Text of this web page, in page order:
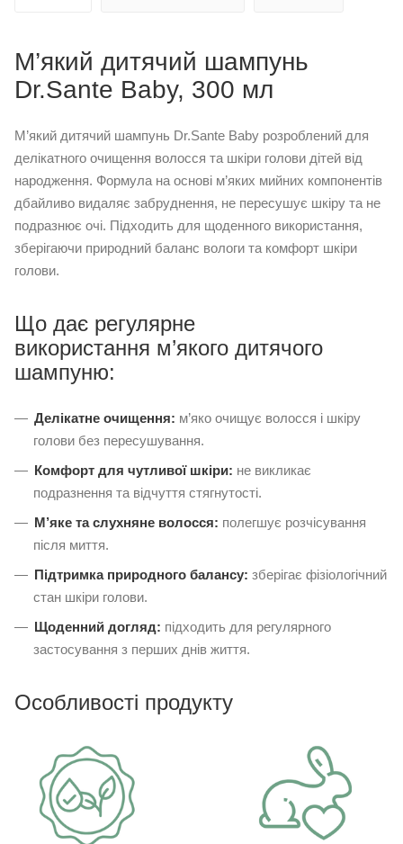
М’який дитячий шампунь
Dr.Sante Baby, 300 мл
М’який дитячий шампунь Dr.Sante Baby розроблений для
делікатного очищення волосся та шкіри голови дітей від
народження. Формула на основі м’яких мийних компонентів
дбайливо видаляє забруднення, не пересушує шкіру та не
подразнює очі. Підходить для щоденного використання,
зберігаючи природний баланс вологи та комфорт шкіри
голови.
Що дає регулярне
використання м’якого дитячого
шампуню:
Делікатне очищення: м’яко очищує волосся і шкіру
голови без пересушування.
Комфорт для чутливої шкіри: не викликає
подразнення та відчуття стягнутості.
М’яке та слухняне волосся: полегшує розчісування
після миття.
Підтримка природного балансу: зберігає фізіологічний
стан шкіри голови.
Щоденний догляд: підходить для регулярного
застосування з перших днів життя.
Особливості продукту